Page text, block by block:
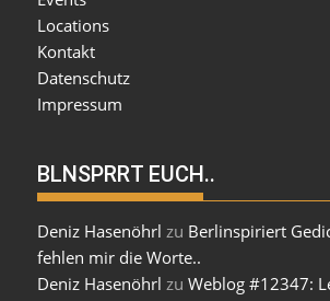
Locations
Kontakt
Datenschutz
Impressum
BLNSPRRT EUCH..
Deniz Hasenöhrl zu Berlinspiriert
fehlen mir die Worte..
Deniz Hasenöhrl zuWeblog #12347: